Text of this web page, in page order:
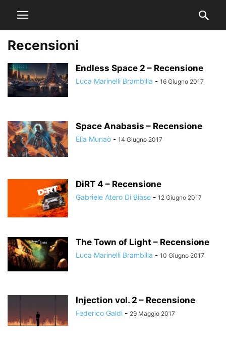
Recensioni
Endless Space 2 – Recensione
Luca Marinelli Brambilla - 16 Giugno 2017
Space Anabasis – Recensione
Elia Munaò - 14 Giugno 2017
DiRT 4 – Recensione
Gabriele Atero Di Biase - 12 Giugno 2017
The Town of Light – Recensione
Luca Marinelli Brambilla - 10 Giugno 2017
Injection vol. 2 – Recensione
Federico Galdi - 29 Maggio 2017